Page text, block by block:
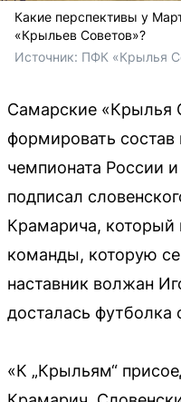
Какие перспективы у
«Крыльев Советов»?
Источник: ПФК «Крылья
Самарские «Крылья
формировать
чемпионата России
подписал
Крамарича,
команды, которую
наставник волжан
досталась
«К „Крыльям“